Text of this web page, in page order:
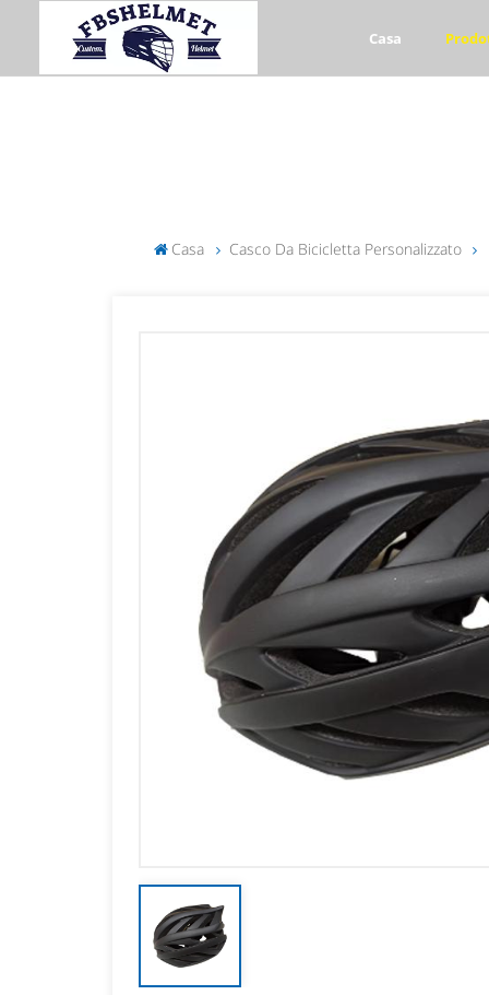
Casa
Casa Casco Da Bicicletta Personalizzato